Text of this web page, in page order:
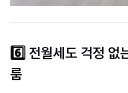
6️⃣ 전월세도 걱정 없
룸